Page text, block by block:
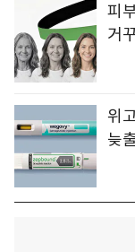
피
거
위
늦